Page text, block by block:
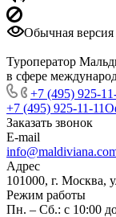
Обычная версия
Туроператор
в сфере
+7 (495) 925-
+7 (495) 925-11-11
Заказать звонок
E-mail
Адрес
101000, г. Москва,
Режим работы
Пн. – Сб.: с 10:00